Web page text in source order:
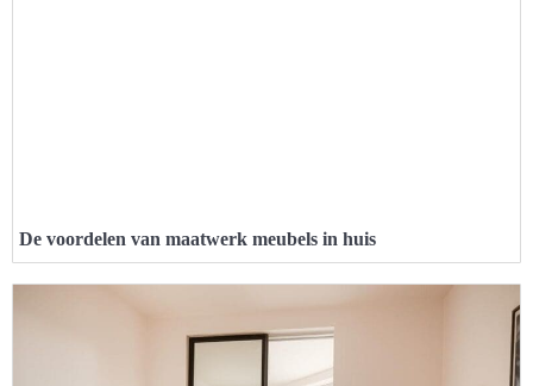
De voordelen van maatwerk meubels in huis